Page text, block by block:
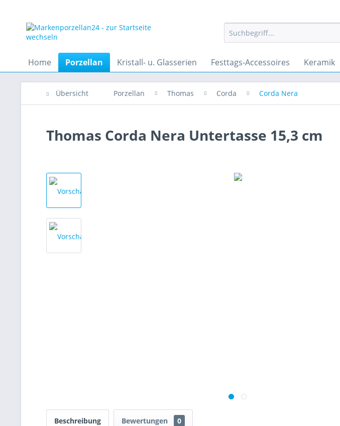
Home Porzellan Kristall- u. Glasserien Festtags-Accessoires Keramik
Übersicht Porzellan Thomas Corda Corda Nera
Thomas Corda Nera Untertasse 15,3 cm
Beschreibung Bewertungen 0